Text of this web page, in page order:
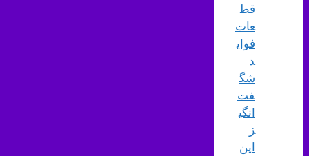
قط
عات
فوای
د
شگ
فت‌
انگی
ز
این